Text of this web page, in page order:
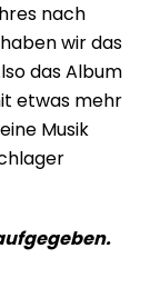
nach
wir das
das Album
etwas mehr
Musik